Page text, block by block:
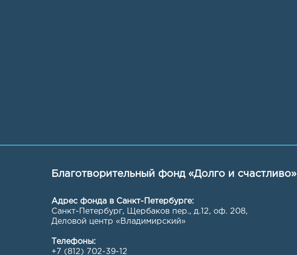
Благотворительный фонд «Долго и счастливо»
Адрес фонда в Санкт-Петербурге:
Санкт-Петербург, Щербаков пер., д.12, оф. 208,
Деловой центр «Владимирский»
Телефоны:
+7 (812) 702-39-12